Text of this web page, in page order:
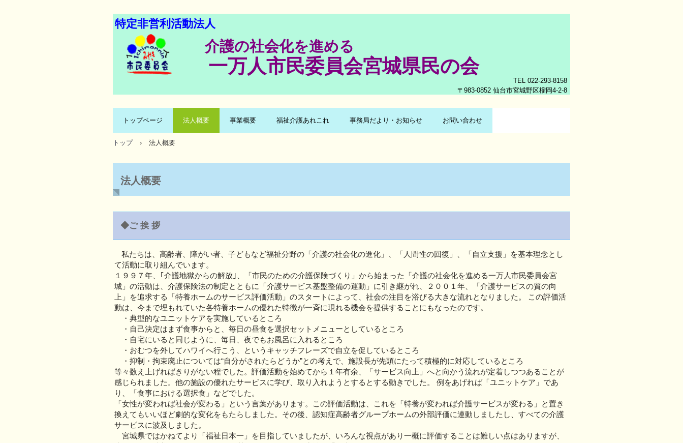
TEL 022-293-8158
〒983-0852 仙台市宮城野区榴岡4-2-8
一万人市民委員会宮城県民の会
特定非営利活動法人
介護の社会化を進める
トップページ 法人概要 事業概要 福祉介護あれこれ 事務局だより・お知らせ お問い合わせ
トップ › 法人概要
法人概要
◆ご 挨 拶
私たちは、高齢者、障がい者、子どもなど福祉分野の「介護の社会化の進化」、「人間性の回復」、「自立支援」を基本理念とし
て活動に取り組んでいます。
１９９７年、｢介護地獄からの解放｣、「市民のための介護保険づくり」から始まった「介護の社会化を進める一万人市民委員会宮
城」の活動は、介護保険法の制定とともに「介護サービス基盤整備の運動」に引き継がれ、２００１年、「介護サービスの質の向
上」を追求する「特養ホームのサービス評価活動」のスタートによって、社会の注目を浴びる大きな流れとなりました。 この評価活
動は、今まで埋もれていた各特養ホームの優れた特徴が一斉に現れる機会を提供することにもなったのです。
・典型的なユニットケアを実施しているところ
・自己決定はまず食事からと、毎日の昼食を選択セットメニューとしているところ
・自宅にいると同じように、毎日、夜でもお風呂に入れるところ
・おむつを外してハワイへ行こう、というキャッチフレーズで自立を促しているところ
・抑制・拘束廃止については“自分がされたらどうか”との考えで、施設長が先頭にたって積極的に対応しているところ
等々数え上げればきりがない程でした。評価活動を始めてから１年有余、「サービス向上」へと向かう流れが定着しつつあることが
感じられました。他の施設の優れたサービスに学び、取り入れようとするとする動きでした。 例をあげれば「ユニットケア」であ
り、「食事における選択食」などでした。
「女性が変われば社会が変わる」という言葉があります。この評価活動は、これを「特養が変われば介護サービスが変わる」と置き
換えてもいいほど劇的な変化をもたらしました。その後、認知症高齢者グループホームの外部評価に連動しましたし、すべての介護
サービスに波及しました。
宮城県ではかねてより「福祉日本一」を目指していましたが、いろんな視点があり一概に評価することは難しい点はありますが、